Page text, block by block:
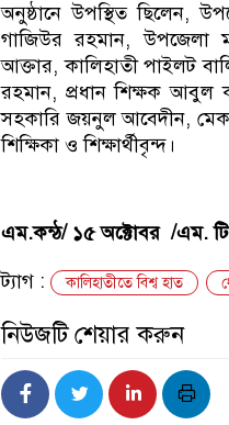
অনুষ্ঠানে উপস্থিত ছিলেন,
গাজিউর রহমান, উপজেলা
আক্তার, কালিহাতী পাইলট
রহমান, প্রধান শিক্ষক আবুল
সহকারি জয়নুল আবেদীন,
শিক্ষিকা ও শিক্ষার্থীবৃন্দ।
এম.কন্ঠ/ ১৫অক্টোবর /এম. টি
ট্যাগ :
কালিহাতীতে বিশ্ব হাত
নিউজটি শেয়ার করুন